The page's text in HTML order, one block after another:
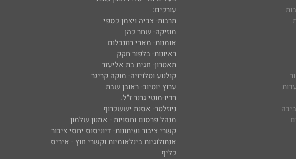
עורכים:
תרבות- צביה ויצמן כספי
מוזיקה- שחר כהן
אומנות- מארי רוזנבלום
ראיונות- בלפור חקק
תאטרון- חגית בת אליעזר
קולנוע וטלויזיה- מוקה קריגר
ערוץ יוטיוב- ראובן שבת
רדיו-מוטי גרנר ז"ל.
ניוזלטר- אסנת יששכרוף
מנהל פרסום וחסויות - אמנון שלמון
קשרי ציבור ועיתונות- דיוניסוס יחסי ציבור
אנתולוגיות בינלאומיות וקשרי חוץ - איריס
כליף